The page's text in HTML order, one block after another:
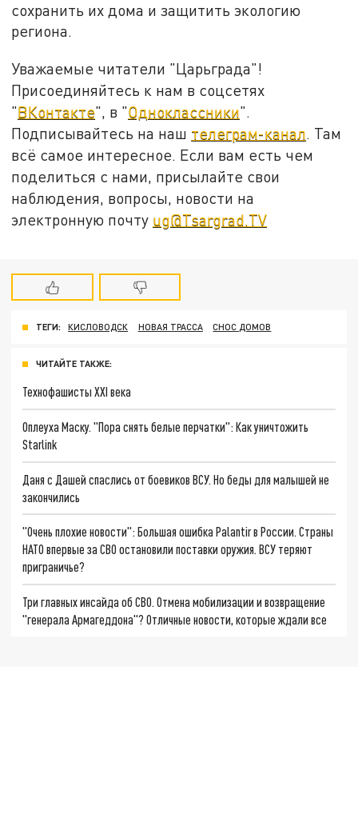
сохранить их дома и защитить экологию
региона.
Уважаемые читатели "Царьграда"!
Присоединяйтесь к нам в соцсетях
"ВКонтакте", в "Одноклассники".
Подписывайтесь на наш телеграм-канал. Там
всё самое интересное. Если вам есть чем
поделиться с нами, присылайте свои
наблюдения, вопросы, новости на
электронную почту ug@Tsargrad.TV
ТЕГИ: КИСЛОВОДСК НОВАЯ ТРАССА СНОС ДОМОВ
ЧИТАЙТЕ ТАКЖЕ:
Технофашисты XXI века
Оплеуха Маску. "Пора снять белые перчатки": Как уничтожить
Starlink
Даня с Дашей спаслись от боевиков ВСУ. Но беды для малышей не
закончились
"Очень плохие новости": Большая ошибка Palantir в России. Страны
НАТО впервые за СВО остановили поставки оружия. ВСУ теряют
приграничье?
Три главных инсайда об СВО. Отмена мобилизации и возвращение
"генерала Армагеддона"? Отличные новости, которые ждали все